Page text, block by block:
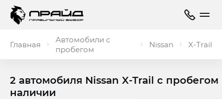
Главная
Автомобили с
пробегом
Nissan X‑Trail
2 автомобиля Nissan X‑Trail с пробегом
наличии